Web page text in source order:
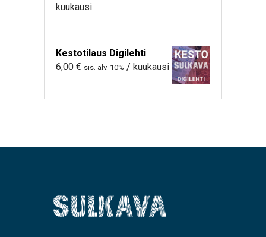
kuukausi
Kestotilaus Digilehti
6,00 € sis. alv. 10% / kuukausi